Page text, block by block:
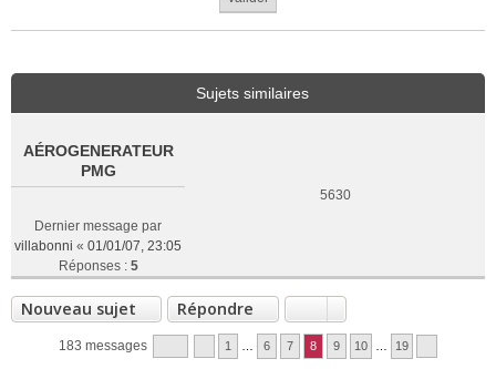
Sujets similaires
AÉROGENERATEUR
PMG
Dernier message par
villabonni « 01/01/07, 23:05
Réponses : 5
5630
Nouveau sujet Répondre
183 messages 1 6 7 8 9 10 19